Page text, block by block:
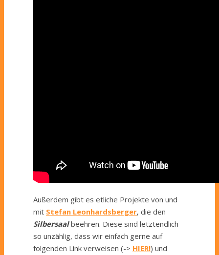
Außerdem gibt es etliche Projekte von und
mit Stefan Leonhardsberger, die den
Silbersaalbeehren. Diese sind letztendlich
so unzählig, dass wir einfach gerne auf
folgenden Link verweisen (-> HIER!) und